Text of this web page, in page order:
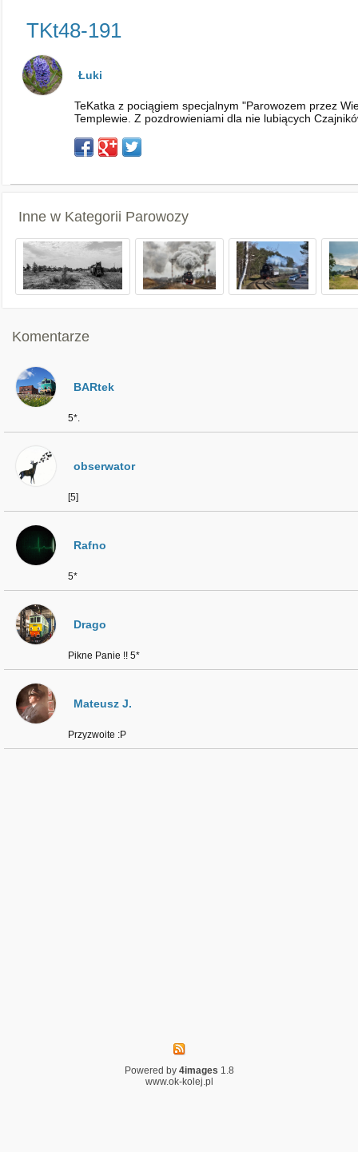
TKt48-191
Łuki
TeKatka z pociągiem specjalnym "Parowozem przez
Templewie. Z pozdrowieniami dla nie lubiących
Inne w Kategorii Parowozy
Komentarze
BARtek
5*.
obserwator
[5]
Rafno
5*
Drago
Pikne Panie !! 5*
Mateusz J.
Przyzwoite :P
Powered by 4images 1.8
www.ok-kolej.pl